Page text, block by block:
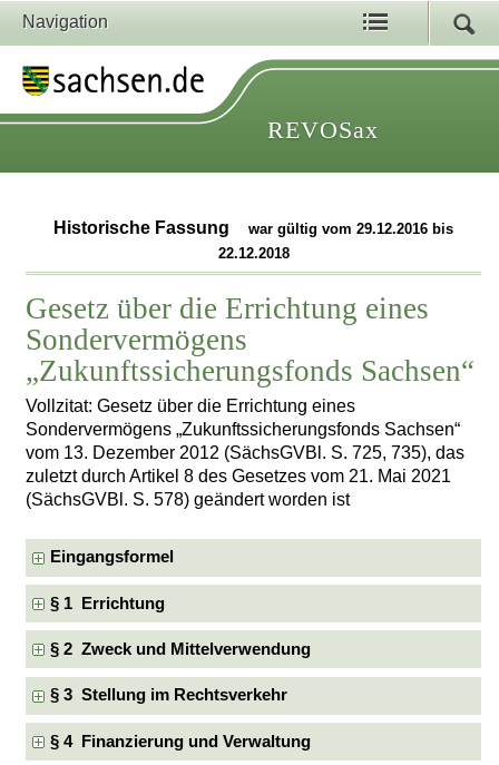
Navigation
REVOSax
Historische Fassung
war gültig vom 29.12.2016 bis
22.12.2018
Gesetz über die Errichtung eines
Sondervermögens
„Zukunftssicherungsfonds Sachsen“
Vollzitat: Gesetz über die Errichtung eines
Sondervermögens „Zukunftssicherungsfonds Sachsen“
vom 13. Dezember 2012 (SächsGVBl. S. 725, 735), das
zuletzt durch Artikel 8 des Gesetzes vom 21. Mai 2021
(SächsGVBl. S. 578) geändert worden ist
Eingangsformel
§ 1 Errichtung
§ 2 Zweck und Mittelverwendung
§ 3 Stellung im Rechtsverkehr
§ 4 Finanzierung und Verwaltung